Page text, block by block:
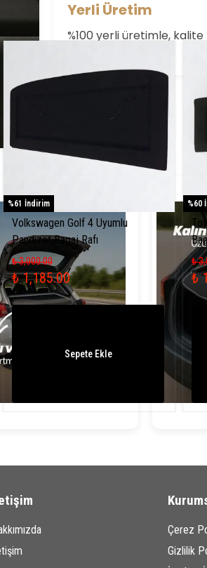
Yerli Üretim
%100 yerli üretimle,
%61 İndirim
Volkswagen Golf 4 Uyumlu
Pandizot Bagaj Rafı
₺ 3,000.00
₺ 1,185.00
Sepete Ekle
%60
₺
₺
Çerez
Gizlilik